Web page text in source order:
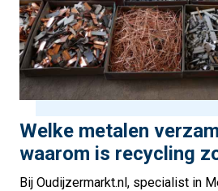
Welke metalen
waarom is recycling
Bij Oudijzermarkt.nl, specialist in